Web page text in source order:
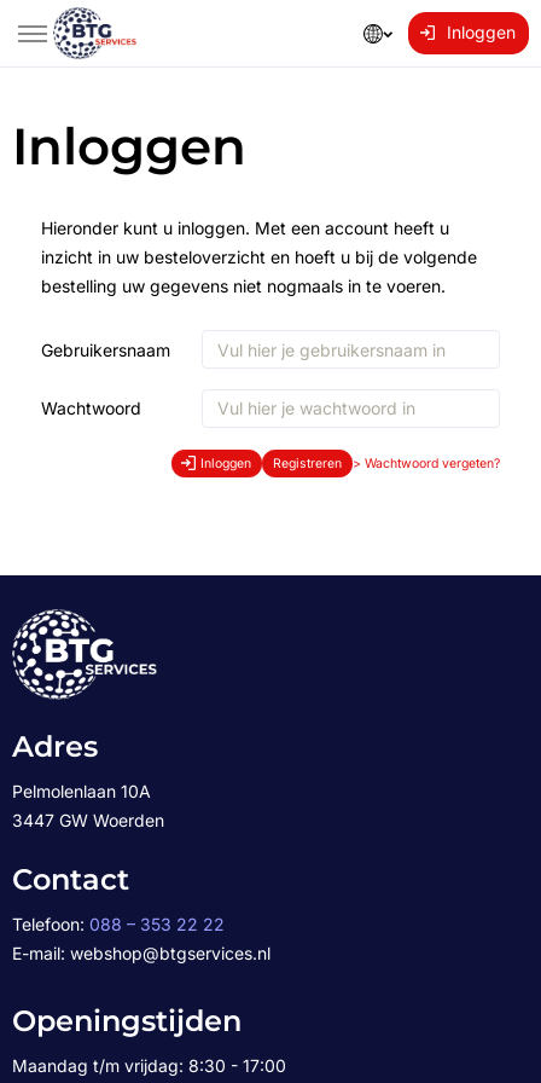
Inloggen
Inloggen
Hieronder kunt u inloggen. Met een account heeft u
inzicht in uw besteloverzicht en hoeft u bij de volgende
bestelling uw gegevens niet nogmaals in te voeren.
Gebruikersnaam
Wachtwoord
Inloggen Registreren > Wachtwoord vergeten?
Adres
Pelmolenlaan 10A
3447 GW Woerden
Contact
Telefoon: 088 – 353 22 22
E-mail: webshop@btgservices.nl
Openingstijden
Maandag t/m vrijdag: 8:30 - 17:00